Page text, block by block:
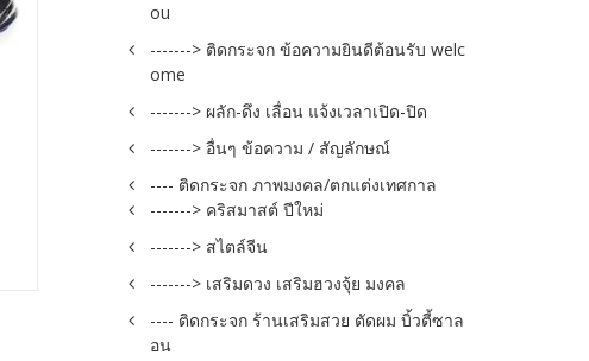
ou
-------> ติดกระจก ข้อความยินดีต้อนรับ welc
ome
-------> ผลัก-ดึง เลื่อน แจ้งเวลาเปิด-ปิด
-------> อื่นๆ ข้อความ / สัญลักษณ์
---- ติดกระจก ภาพมงคล/ตกแต่งเทศกาล
-------> คริสมาสต์ ปีใหม่
-------> สไตล์จีน
-------> เสริมดวง เสริมฮวงจุ้ย มงคล
---- ติดกระจก ร้านเสริมสวย ตัดผม บิ้วตี้ซาล
อน